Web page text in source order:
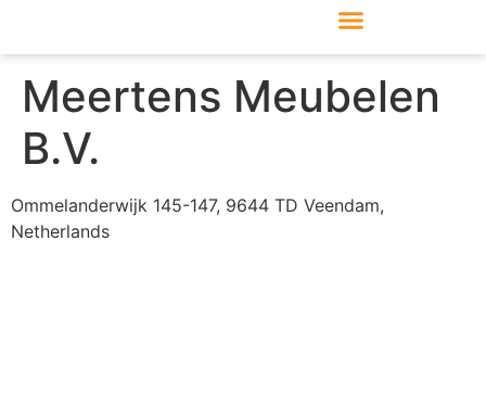
Meertens Meubelen
B.V.
Ommelanderwijk 145-147, 9644 TD Veendam,
Netherlands